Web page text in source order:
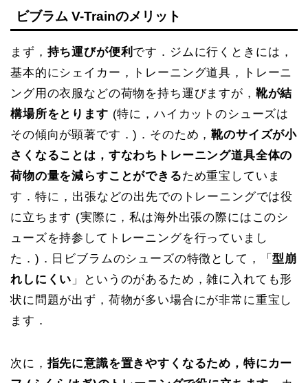
ビブラム V-Trainのメリット
まず， 持ち運びが便利 です．ジムに行くときには，
基本的にシェイカー，トレーニング道具，トレーニ
ング用の衣服などの荷物を持ち運びますが， 靴が結
構場所をとります (特に，ハイカットのシューズは
その傾向が顕著です．)．そのため，靴のサイズが小
さくなることは，すなわちトレーニング道具全体の
荷物の量を減らすことができるため重宝していま
す．特に，出張などの出先でのトレーニングでは役
に立ちます (実際に，私は海外出張の際にはこのシ
ューズを持参してトレーニングを行っていまし
た．)．日ビブラムのシューズの特徴として，「型崩
れしにくい 」というのがあるため，雑に入れても形
状に問題が出ず，荷物が多い場合にが非常に重宝し
ます．
次に， 指先に意識を置きやすくなるため，特にカー